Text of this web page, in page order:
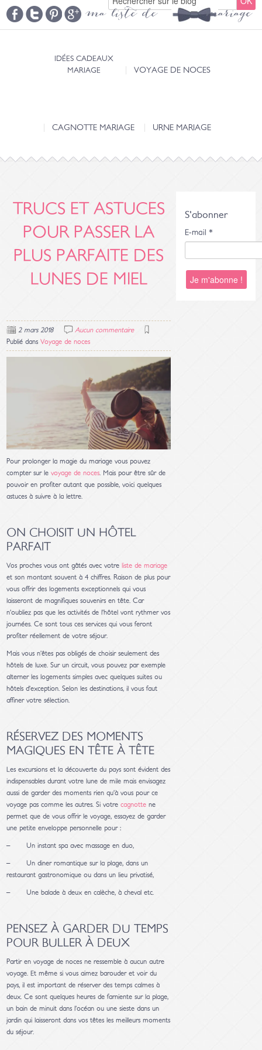
ma liste de mariage
IDÉES CADEAUX
MARIAGE
VOYAGE DE NOCES
CAGNOTTE MARIAGE URNE MARIAGE
TRUCS ET ASTUCES
POUR PASSER LA
PLUS PARFAITE DES
LUNES DE MIEL
2 mars 2018
Aucun commentaire
Publié dansVoyage de noces
Pour prolonger la magie du mariage vous pouvez
compter sur levoyage de noces . Mais pour être sûr de
pouvoir en profiter autant que possible, voici quelques
astuces à suivre à la lettre.
ON CHOISIT UN HÔTEL
PARFAIT
Vos proches vous ont gâtés avec votre liste de mariage
et son montant souvent à 4 chiffres. Raison de plus pour
vous offrir des logements exceptionnels qui vous
laisseront de magnifiques souvenirs en tête. Car
n’oubliez pas que les activités de l’hôtel vont rythmer vos
journées. Ce sont tous ces services qui vous feront
profiter réellement de votre séjour.
Mais vous n’êtes pas obligés de choisir seulement des
hôtels de luxe. Sur un circuit, vous pouvez par exemple
alterner les logements simples avec quelques suites ou
hôtels d’exception. Selon les destinations, il vous faut
affiner votre sélection.
RÉSERVEZ DES MOMENTS
MAGIQUES EN TÊTE À TÊTE
Les excursions et la découverte du pays sont évident des
indispensables durant votre lune de mile mais envisagez
aussi de garder des moments rien qu’à vous pour ce
voyage pas comme les autres. Si votrecagnotte ne
permet que de vous offrir le voyage, essayez de garder
une petite enveloppe personnelle pour :
– Un instant spa avec massage en duo,
– Un diner romantique sur la plage, dans un
restaurant gastronomique ou dans un lieu privatisé,
– Une balade à deux en calèche, à cheval etc.
PENSEZ À GARDER DU TEMPS
POUR BULLER À DEUX
Partir en voyage de noces ne ressemble à aucun autre
voyage. Et même si vous aimez barouder et voir du
pays, il est important de réserver des temps calmes à
deux. Ce sont quelques heures de farniente sur la plage,
un bain de minuit dans l’océan ou une sieste dans un
jardin qui laisseront dans vos têtes les meilleurs moments
du séjour.
S'abonner
E-mail *